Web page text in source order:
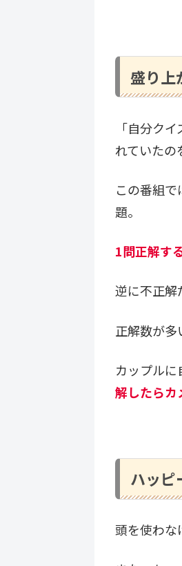
盛り上
「自分ク
れていたの
この番組
題。
1問正解す
逆に不正解
正解数が多
カップルに
解したらカ
ハッピ
頭を使わな